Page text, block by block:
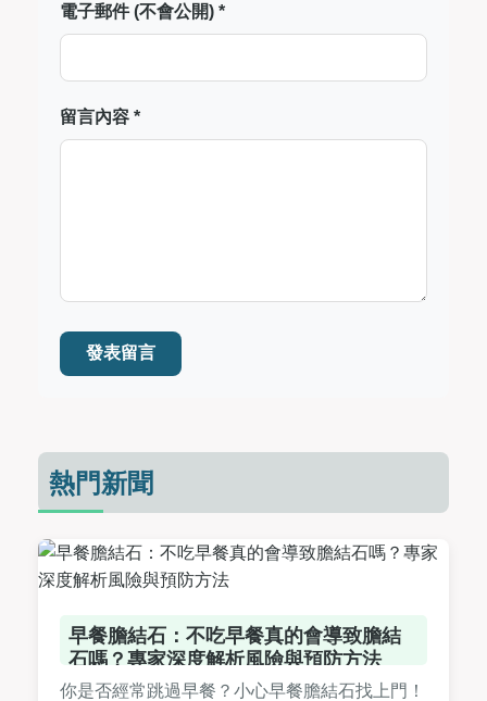
電子郵件 (不會公開) *
留言內容 *
發表留言
熱門新聞
早餐膽結石：不吃早餐真的會導致膽結
石嗎？專家深度解析風險與預防方法
你是否經常跳過早餐？小心早餐膽結石找上門！